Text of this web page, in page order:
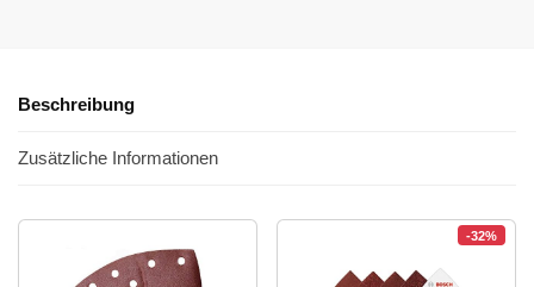
Beschreibung
Zusätzliche Informationen
-32%